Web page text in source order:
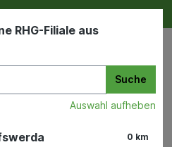
RHG-Filiale aus
Suche
Auswahl aufheben
0 km